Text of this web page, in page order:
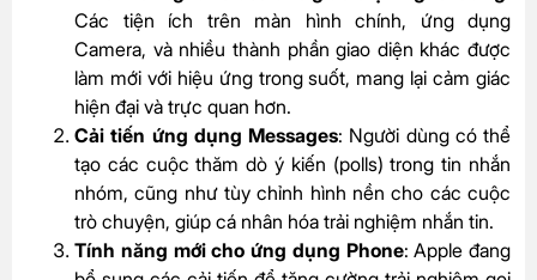
Các tiện ích trên màn hình chính, ứng dụng
Camera, và nhiều thành phần giao diện khác được
làm mới với hiệu ứng trong suốt, mang lại cảm giác
hiện đại và trực quan hơn.
Cải tiến ứng dụng Messages: Người dùng có thể
tạo các cuộc thăm dò ý kiến (polls) trong tin nhắn
nhóm, cũng như tùy chỉnh hình nền cho các cuộc
trò chuyện, giúp cá nhân hóa trải nghiệm nhắn tin.
Tính năng mới cho ứng dụng Phone: Apple đang